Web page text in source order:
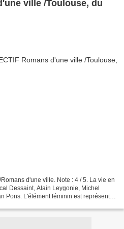
ville /Toulouse, du
d'une ville. Note : 4 / 5. La vie en
Dessaint, Alain Leygonie, Michel
Pons. L'élément féminin est représenté